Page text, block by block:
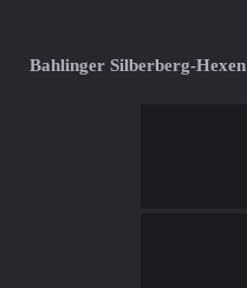
Bahlinger Silberberg-Hexen